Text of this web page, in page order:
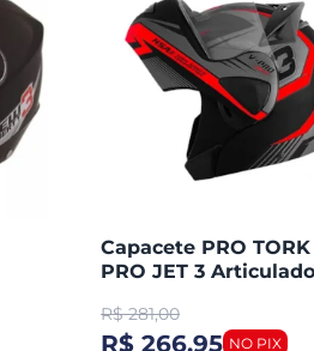
Capacete PRO
PRO JET 3 Articulado
R$ 281,00
R$ 266,95